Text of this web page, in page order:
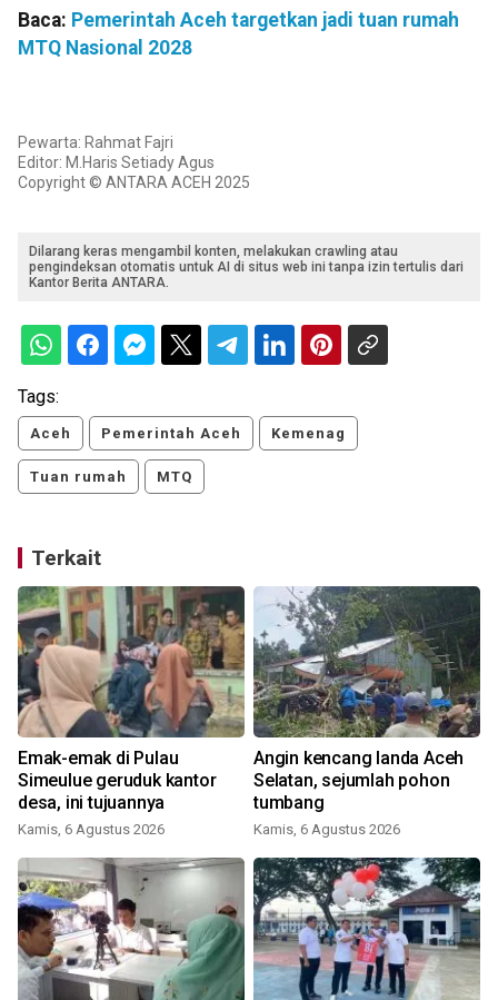
Baca: Pemerintah Aceh targetkan jadi tuan rumah
MTQ Nasional 2028
Pewarta: Rahmat Fajri
Editor: M.Haris Setiady Agus
Copyright © ANTARA ACEH 2025
Dilarang keras mengambil konten, melakukan crawling atau
pengindeksan otomatis untuk AI di situs web ini tanpa izin tertulis dari
Kantor Berita ANTARA.
Tags:
Aceh Pemerintah Aceh Kemenag
Tuan rumah MTQ
Terkait
Emak-emak di Pulau
Simeulue geruduk kantor
desa, ini tujuannya
Kamis, 6 Agustus 2026
Angin kencang landa Aceh
Selatan, sejumlah pohon
tumbang
Kamis, 6 Agustus 2026